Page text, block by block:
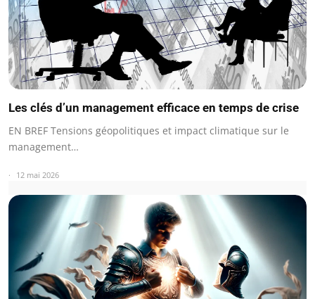
Les clés d’un management efficace en temps de crise
EN BREF Tensions géopolitiques et impact climatique sur le
management…
12 mai 2026